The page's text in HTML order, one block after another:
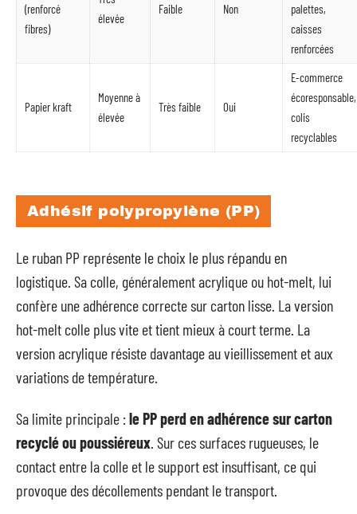
(renforcé
fibres)
élevée
Faible Non
palettes,
caisses
renforcées
Papier kraft
Moyenne à
élevée
Très faible Oui
E-commerce
écoresponsable,
colis
recyclables
Adhésif polypropylène (PP)
Le ruban PP représente le choix le plus répandu en
logistique. Sa colle, généralement acrylique ou hot-melt, lui
confère une adhérence correcte sur carton lisse. La version
hot-melt colle plus vite et tient mieux à court terme. La
version acrylique résiste davantage au vieillissement et aux
variations de température.
Sa limite principale :le PP perd en adhérence sur carton
recyclé ou poussiéreux. Sur ces surfaces rugueuses, le
contact entre la colle et le support est insuffisant, ce qui
provoque des décollements pendant le transport.